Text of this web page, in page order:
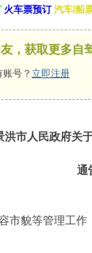
火车票预订 汽车/船
，获取更多自
号？ 立即注册
洪市人民政府关
通
市貌等管理工